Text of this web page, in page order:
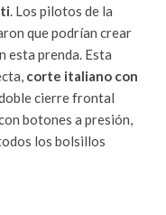
. Los pilotos de la
que podrían crear
esta prenda. Esta
corte italiano con
cierre frontal
botones a presión,
los bolsillos